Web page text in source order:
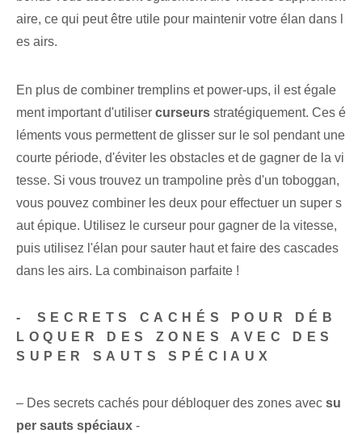
aire, ce qui peut être utile pour maintenir votre élan dans l
es airs.
En plus de combiner tremplins et power-ups, il est égale
ment important d'utiliser curseurs stratégiquement. Ces é
léments vous permettent de glisser sur le sol pendant une
courte période, d'éviter les obstacles⁤ et de gagner de la vi
tesse. Si vous trouvez un trampoline près d'un toboggan,
vous pouvez combiner les deux pour effectuer un super s
aut épique. Utilisez le curseur pour gagner de la vitesse,
puis utilisez l'élan pour sauter haut et faire des cascades
dans les airs. La combinaison parfaite !
-⁢ SECRETS CACHÉS POUR DÉB
LOQUER DES ZONES AVEC DES
SUPER SAUTS SPÉCIAUX
– Des secrets cachés pour débloquer des zones avec su
per sauts spéciaux ⁣-